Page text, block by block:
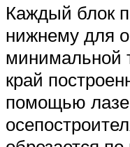
Каждый блок
нижнему для
минимальной
край
помощью